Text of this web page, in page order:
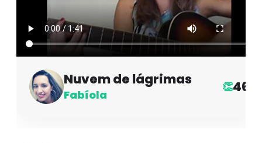
Nuvem de lágrimas
Fabíola
👏46